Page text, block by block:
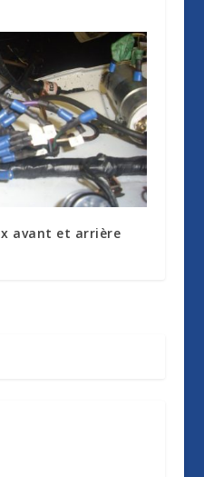
avant et arrière